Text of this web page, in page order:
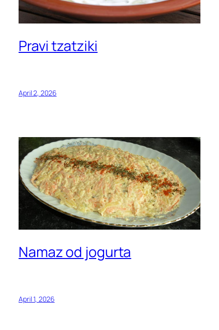
Pravi tzatziki
April 2, 2026
Namaz od jogurta
April 1, 2026